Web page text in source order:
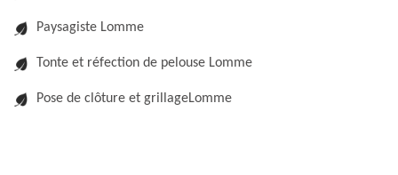
Paysagiste Lomme
Tonte et réfection de pelouse Lomme
Pose de clôture et grillageLomme